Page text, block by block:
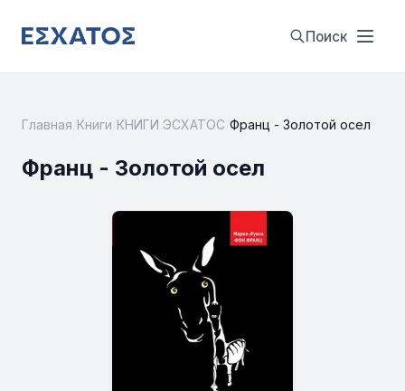
Поиск
Главная Книги КНИГИ ЭСХАТОС Франц - Золотой осел
Франц - Золотой осел